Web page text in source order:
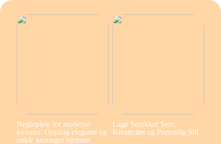
Neglepleie for moderne
kvinner: Oppdag elegante og
enkle løsninger hjemme
Lage Smykker Selv:
Kreativitet og Personlig Stil